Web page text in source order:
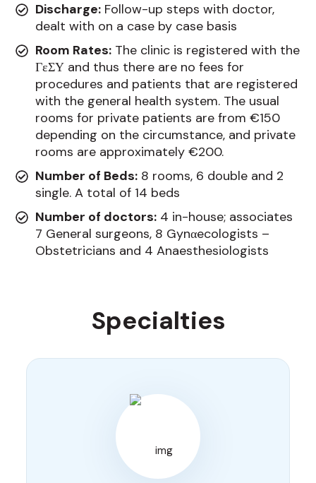
Discharge:Follow-up steps with doctor,
dealt with on a case by case basis
Room Rates:The clinic is registered with the
ΓεΣΥ and thus there are no fees for
procedures and patients that are registered
with the general health system. The usual
rooms for private patients are from €150
depending on the circumstance, and private
rooms are approximately €200.
Number of Beds:8 rooms, 6 double and 2
single. A total of 14 beds
Number of doctors:4 in-house; associates
7 General surgeons, 8 Gynαecologists –
Obstetricians and 4 Anaesthesiologists
Specialties